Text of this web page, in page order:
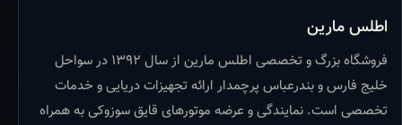
اطلس مارین
فروشگاه بزرگ و تخصصی اطلس مارین از سال ۱۳۹۲ در سواحل
خلیج فارس و بندرعباس پرچمدار ارائه تجهیزات دریایی و خدمات
تخصصی است. نمایندگی و عرضه موتورهای قایق سوزوکی به همراه